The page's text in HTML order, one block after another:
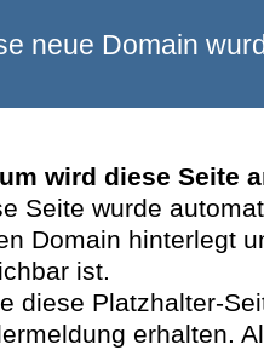
neue Domain
wird diese Seite
Seite wurde
Domain hinterlegt
ist.
diese Platzhalter-
erhalten.